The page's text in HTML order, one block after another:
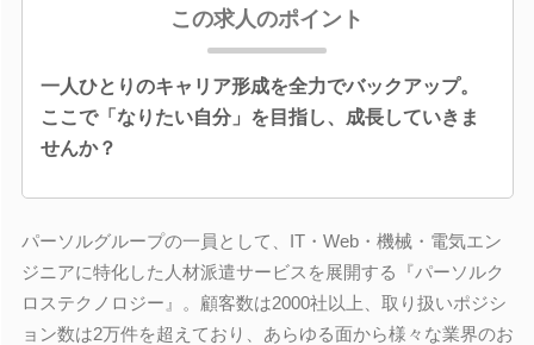
この求人のポイント
一人ひとりのキャリア形成を全力でバックアップ。
ここで「なりたい自分」を目指し、成長していきま
せんか？
パーソルグループの一員として、IT・Web・機械・電気エン
ジニアに特化した人材派遣サービスを展開する『パーソルク
ロステクノロジー』。顧客数は2000社以上、取り扱いポジシ
ョン数は2万件を超えており、あらゆる面から様々な業界のお